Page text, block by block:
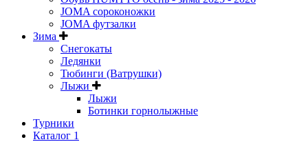
JOMA сороконожки
JOMA футзалки
Зима
Снегокаты
Ледянки
Тюбинги (Ватрушки)
Лыжи
Лыжи
Ботинки горнолыжные
Турники
Каталог 1